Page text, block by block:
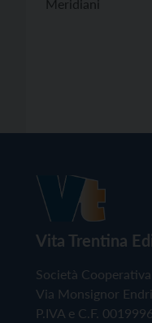
Meridiani
Vita Trentina
Società Cooperativa
Via Monsignor
P.IVA e C.F.